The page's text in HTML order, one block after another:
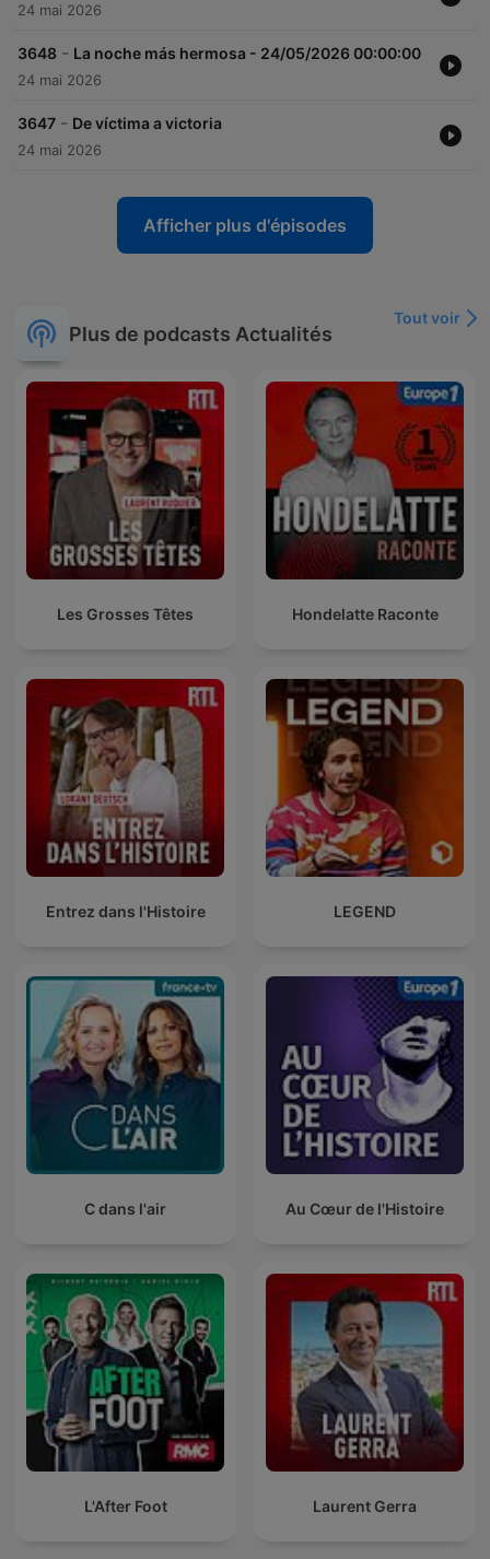
24 mai 2026
3648 - La noche más hermosa - 24/05/2026 00:00:00
24 mai 2026
3647 - De víctima a victoria
24 mai 2026
Afficher plus d'épisodes
Plus de podcasts Actualités
Tout voir
Les Grosses Têtes Hondelatte Raconte
Entrez dans l'Histoire LEGEND
C dans l'air Au Cœur de l'Histoire
L'After Foot Laurent Gerra